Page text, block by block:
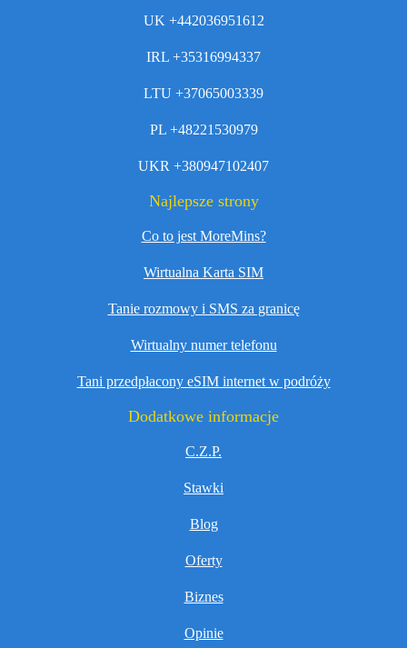
UK +442036951612
IRL +35316994337
LTU +37065003339
PL +48221530979
UKR +380947102407
Najlepsze strony
Co to jest MoreMins?
Wirtualna Karta SIM
Tanie rozmowy i SMS za granicę
Wirtualny numer telefonu
Tani przedpłacony eSIM internet w podróży
Dodatkowe informacje
C.Z.P.
Stawki
Blog
Oferty
Biznes
Opinie